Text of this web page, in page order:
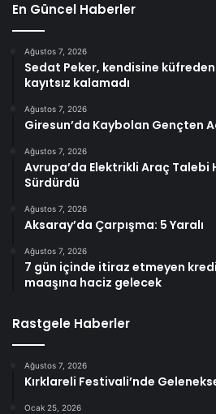
En Güncel Haberler
Ağustos 7, 2026
Sedat Peker, kendisine küfreden
kayıtsız kalamadı
Ağustos 7, 2026
Giresun’da Kaybolan Gençten
Ağustos 7, 2026
Avrupa’da Elektrikli Araç Talebi
Sürdürdü
Ağustos 7, 2026
Aksaray’da Çarpışma: 5 Yaralı
Ağustos 7, 2026
7 gün içinde itiraz etmeyen
maaşına haciz gelecek
Rastgele Haberler
Ağustos 7, 2026
Kırklareli Festivali’nde
Ocak 25, 2026